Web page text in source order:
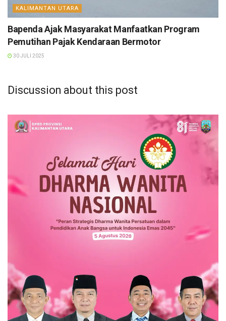
KALIMANTAN UTARA
Bapenda Ajak Masyarakat Manfaatkan Program
Pemutihan Pajak Kendaraan Bermotor
30 JULI 2025
Discussion about this post